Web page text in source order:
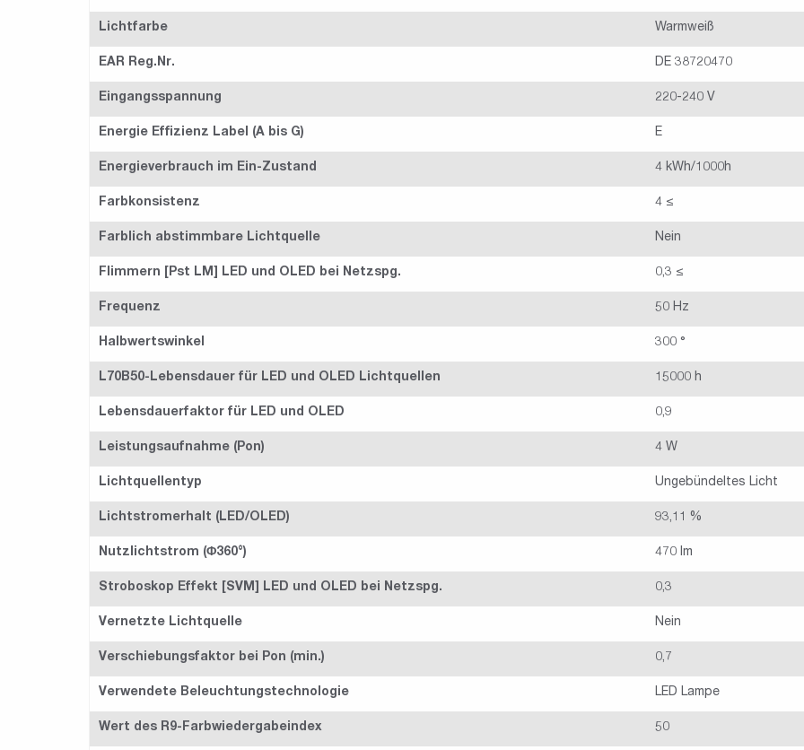
Lichtfarbe Warmweiß
EAR Reg.Nr. DE 38720470
Eingangsspannung 220-240 V
Energie Effizienz Label (A bis G) E
Energieverbrauch im Ein-Zustand 4 kWh/1000h
Farbkonsistenz 4 ≤
Farblich abstimmbare Lichtquelle Nein
Flimmern [Pst LM] LED und OLED bei Netzspg. 0,3 ≤
Frequenz 50 Hz
Halbwertswinkel 300 °
L70B50-Lebensdauer für LED und OLED Lichtquellen 15000 h
Lebensdauerfaktor für LED und OLED 0,9
Leistungsaufnahme (Pon) 4 W
Lichtquellentyp Ungebündeltes Licht
Lichtstromerhalt (LED/OLED) 93,11 %
Nutzlichtstrom (Φ360°) 470 lm
Stroboskop Effekt [SVM] LED und OLED bei Netzspg. 0,3
Vernetzte Lichtquelle Nein
Verschiebungsfaktor bei Pon (min.) 0,7
Verwendete Beleuchtungstechnologie LED Lampe
Wert des R9-Farbwiedergabeindex 50